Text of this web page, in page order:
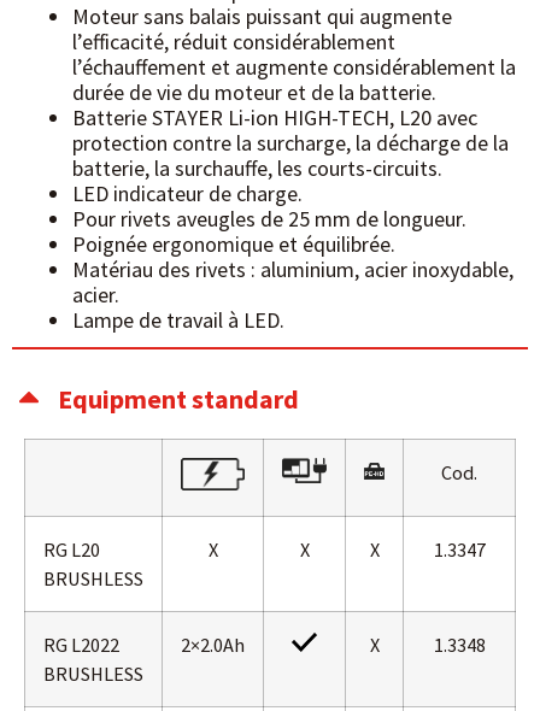
Moteur sans balais puissant qui augmente
l’efficacité, réduit considérablement
l’échauffement et augmente considérablement la
durée de vie du moteur et de la batterie.
Batterie STAYER Li-ion HIGH-TECH, L20 avec
protection contre la surcharge, la décharge de la
batterie, la surchauffe, les courts-circuits.
LED indicateur de charge.
Pour rivets aveugles de 25 mm de longueur.
Poignée ergonomique et équilibrée.
Matériau des rivets : aluminium, acier inoxydable,
acier.
Lampe de travail à LED.
Equipment standard
Cod.
RG L20
BRUSHLESS
X X X 1.3347
RG L2022
BRUSHLESS
2×2.0Ah X 1.3348